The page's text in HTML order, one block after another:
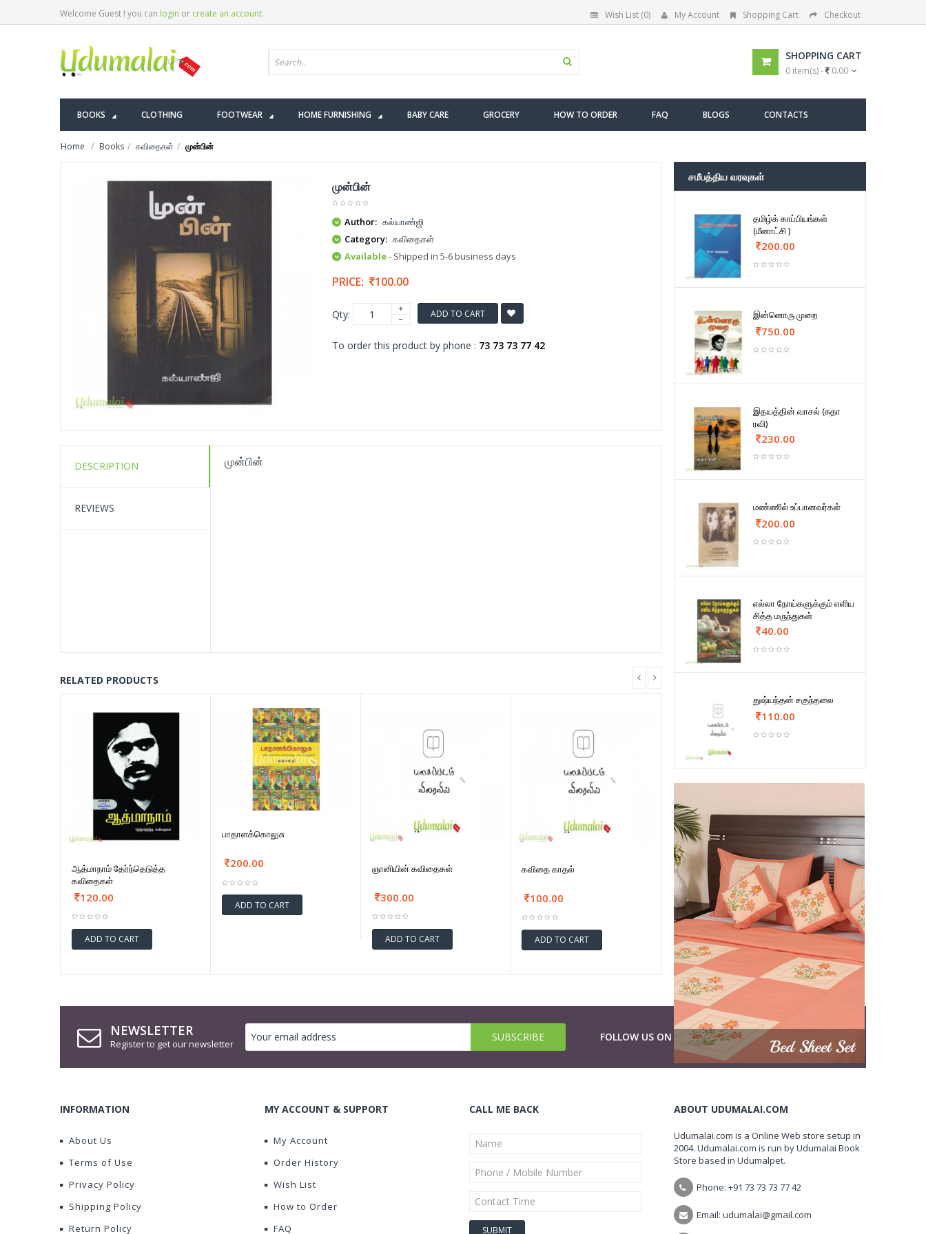
Welcome Guest ! you can login or create an account. Wish List (0) My Account Shopping Cart Checkout
SHOPPING CART
0 item(s) - 0.00
BOOKS CLOTHING FOOTWEAR HOME FURNISHING BABY CARE GROCERY HOW TO ORDER FAQ BLOGS CONTACTS
Home Books கவிதைகள் முன்பின்
முன்பின்
Author: கல்யாண்ஜி
Category: கவிதைகள்
Available- Shipped in 5-6 business days
PRICE: 100.00
Qty: ADD TO CART
To order this product by phone : 73 73 73 77 42
DESCRIPTION
REVIEWS
முன்பின்
RELATED PRODUCTS
ஆத்மாநாம் தேர்ந்தெடுத்த
கவிதைகள்
120.00
ADD TO CART
பாதாளக்கொலுசு
200.00
ADD TO CART
ஞானியின் கவிதைகள்
300.00
ADD TO CART
கவிதை காதல்
100.00
ADD TO CART
சமீபத்திய வரவுகள்
தமிழ்க் காப்பியங்கள்
(மீனாட்சி )
200.00
இன்னொரு முறை
750.00
இதயத்தின் வாசல் (சுதா
ரவி)
230.00
மண்ணில் உப்பானவர்கள்
200.00
எல்லா நோய்களுக்கும் எளிய
சித்த மருந்துகள்
40.00
துஷ்யந்தன் சகுந்தலை
110.00
NEWSLETTER
Register to get our newsletter
FOLLOW US ON
INFORMATION
About Us
Terms of Use
Privacy Policy
Shipping Policy
Return Policy
MY ACCOUNT & SUPPORT
My Account
Order History
Wish List
How to Order
FAQ
CALL ME BACK ABOUT UDUMALAI.COM
Udumalai.com is a Online Web store setup in
2004. Udumalai.com is run by Udumalai Book
Store based in Udumalpet.
Phone: +91 73 73 73 77 42
Email: udumalai@gmail.com